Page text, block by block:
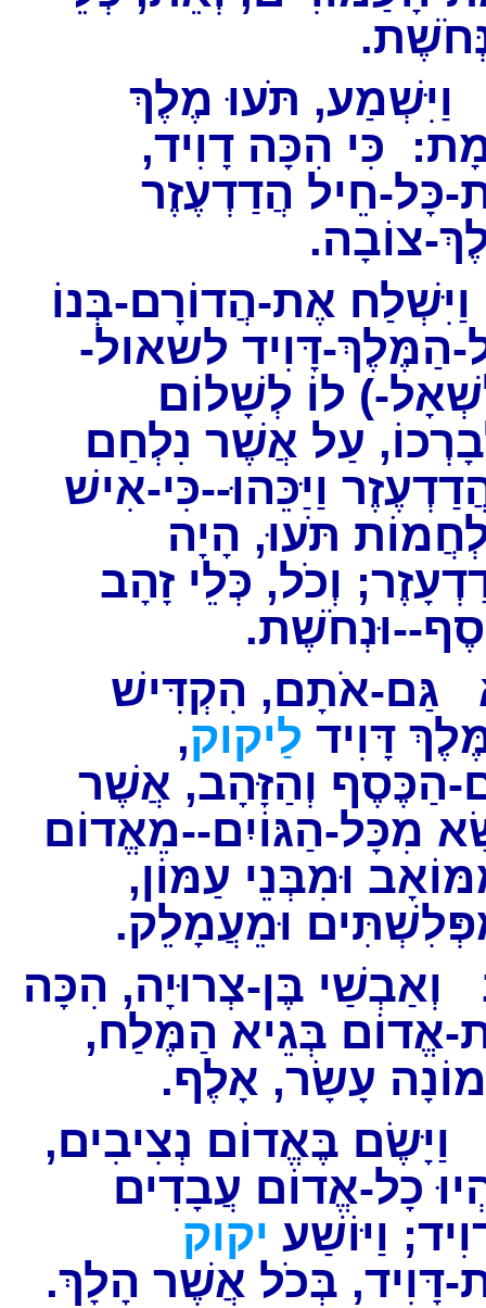
תֹּעוּ מֶלֶךְ
כִּי הִכָּה דָוִיד,
כָּל-חֵיל הֲדַדְעֶזֶר
צוֹבָה.
אֶת-הֲדוֹרָם-בְּנוֹ
הַמֶּלֶךְ-דָּוִיד לשאול-
) לוֹ לְשָׁלוֹם
עַל אֲשֶׁר נִלְחַם
וַיַּכֵּהוּ--כִּי-אִישׁ
תֹּעוּ, הָיָה
וְכֹל, כְּלֵי זָהָב
וּנְחֹשֶׁת.
גַּם-אֹתָם, הִקְדִּישׁ
דָּוִיד לַיקוק,
הַכֶּסֶף וְהַזָּהָב, אֲשֶׁר
מִכָּל-הַגּוֹיִם--מֵאֱדוֹם
וּמִבְּנֵי עַמּוֹן,
וּמֵעֲמָלֵק.
וְאַבְשַׁי בֶּן-צְרוּיָה, הִכָּה
אֱדוֹם בְּגֵיא הַמֶּלַח,
עָשָׂר, אָלֶף.
בֶּאֱדוֹם נְצִיבִים,
כָל-אֱדוֹם עֲבָדִים
וַיּוֹשַׁע יקוק
דָּוִיד, בְּכֹל אֲשֶׁר הָלָךְ.